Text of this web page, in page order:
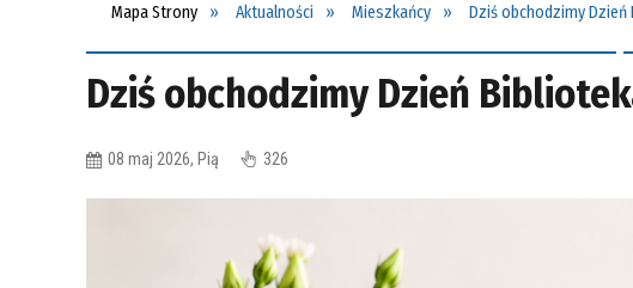
Mapa Strony Aktualności Mieszkańcy Dziś obchodzimy
Dziś obchodzimy Dzień
08 maj 2026, Pią 326